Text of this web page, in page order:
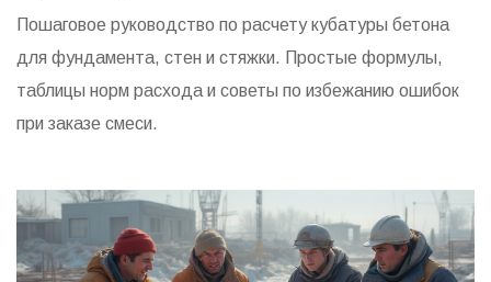
Пошаговое руководство по расчету кубатуры бетона
для фундамента, стен и стяжки. Простые формулы,
таблицы норм расхода и советы по избежанию ошибок
при заказе смеси.